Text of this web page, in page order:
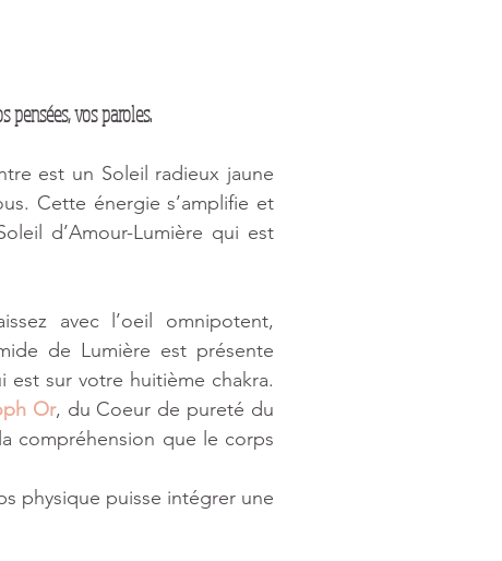
pensées, vos paroles.
est un Soleil radieux jaune
Cette énergie s’amplifie et
d’Amour-Lumière qui est
avec l’oeil omnipotent,
de Lumière est présente
est sur votre huitième chakra.
Or, du Coeur de pureté du
compréhension que le corps
physique puisse intégrer une